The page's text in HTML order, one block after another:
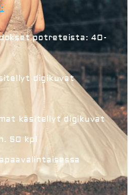
potreteista: 40-
digikuvat
käsitellyt digikuvat
50 kpl